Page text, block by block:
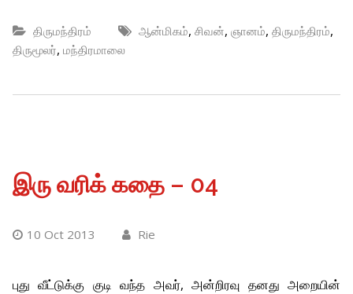
திருமந்திரம் ஆன்மிகம், சிவன், ஞானம், திருமந்திரம்,
திருமூலர், மந்திரமாலை
இரு வரிக் கதை – 04
10 Oct 2013 Rie
புது வீட்டுக்கு குடி வந்த அவர், அன்றிரவு தனது அறையின்